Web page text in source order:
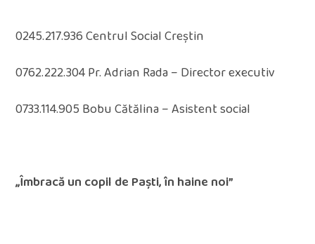
0245.217.936 Centrul Social Creștin
0762.222.304 Pr. Adrian Rada – Director executiv
0733.114.905 Bobu Cătălina – Asistent social
,,Îmbracă un copil de Paști, în haine noi”